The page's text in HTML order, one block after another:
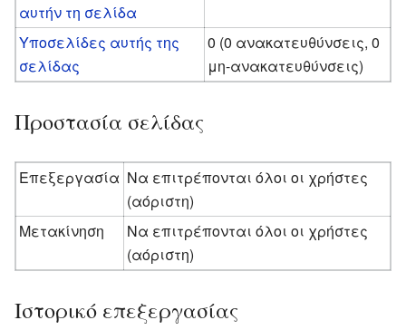
αυτήν τη σελίδα
Υποσελίδες αυτής της
σελίδας
0 (0 ανακατευθύνσεις, 0
μη-ανακατευθύνσεις)
Προστασία σελίδας
Επεξεργασία Να επιτρέπονται όλοι οι χρήστες
(αόριστη)
Μετακίνηση
Να επιτρέπονται όλοι οι χρήστες
(αόριστη)
Ιστορικό επεξεργασίας